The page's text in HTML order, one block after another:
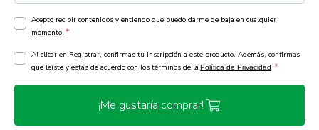
Acepto recibir contenidos y entiendo que puedo darme de baja en cualquier
momento. *
Al clicar en Registrar, confirmas tu inscripción a este producto. Además, confirmas
que leíste y estás de acuerdo con los términos de la Política de Privacidad *
¡Me gustaría comprar!